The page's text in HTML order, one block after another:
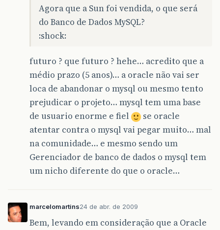
Agora que a Sun foi vendida, o que será
do Banco de Dados MySQL?
:shock:
futuro ? que futuro ? hehe… acredito que a
médio prazo (5 anos)… a oracle não vai ser
loca de abandonar o mysql ou mesmo tento
prejudicar o projeto… mysql tem uma base
de usuario enorme e fiel
se oracle
atentar contra o mysql vai pegar muito… mal
na comunidade… e mesmo sendo um
Gerenciador de banco de dados o mysql tem
um nicho diferente do que o oracle…
marcelomartins24 de abr. de 2009
Bem, levando em consideração que a Oracle